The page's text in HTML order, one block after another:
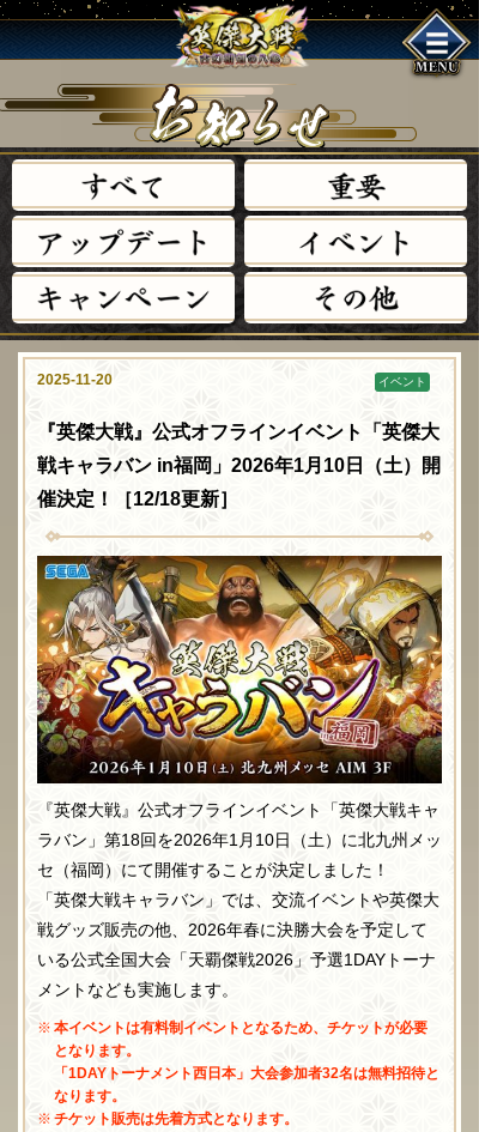
すべて 重要
アップデート イベント
キャンペーン その他
2025-11-20 イベント
『英傑大戦』公式オフラインイベント「英傑大
戦キャラバン in福岡」2026年1月10日（土）開
催決定！［12/18更新］
『英傑大戦』公式オフラインイベント「英傑大戦キャ
ラバン」第18回を2026年1月10日（土）に北九州メッ
セ（福岡） にて開催することが決定しました！
「英傑大戦キャラバン」では、交流イベントや英傑大
戦グッズ販売の他、2026年春に決勝大会を予定して
いる公式全国大会「天覇傑戦2026」予選1DAYトーナ
メントなども実施します。
本イベントは有料制イベントとなるため、チケットが必要
となります。
「1DAYトーナメント西日本」大会参加者32名は無料招待と
なります。
チケット販売は先着方式となります。